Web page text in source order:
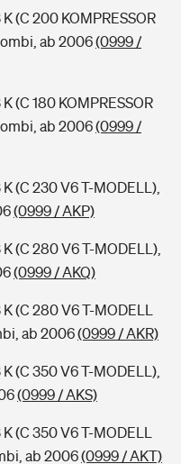
(C 200 KOMPRESSOR
ab 2006(0999 /
(C 180 KOMPRESSOR
ab 2006(0999 /
(C 230 V6 T-MODELL),
(0999 / AKP)
(C 280 V6 T-MODELL),
(0999 / AKQ)
(C 280 V6 T-MODELL
ab 2006(0999 / AKR)
(C 350 V6 T-MODELL),
(0999 / AKS)
(C 350 V6 T-MODELL
ab 2006(0999 / AKT)